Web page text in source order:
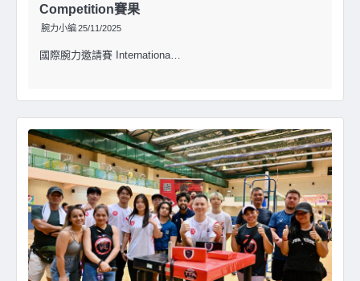
Competition賽果
腕力小編25/11/2025
國際腕力邀請賽 Internationa…